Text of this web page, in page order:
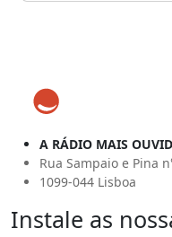
A RÁDIO MAIS
Rua Sampaio e Pina
1099-044 Lisboa
Instale as